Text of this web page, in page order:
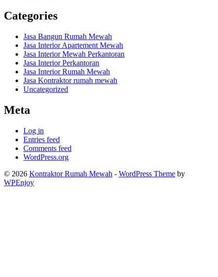
Categories
Jasa Bangun Rumah Mewah
Jasa Interior Apartement Mewah
Jasa Interior Mewah Perkantoran
Jasa Interior Perkantoran
Jasa Interior Rumah Mewah
Jasa Kontraktor rumah mewah
Uncategorized
Meta
Log in
Entries feed
Comments feed
WordPress.org
© 2026 Kontraktor Rumah Mewah - WordPress Theme by
WPEnjoy